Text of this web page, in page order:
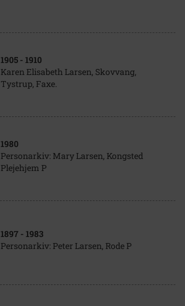
1905 - 1910
Karen Elisabeth Larsen, Skovvang,
Tystrup, Faxe.
1980
Personarkiv: Mary Larsen, Kongsted
Plejehjem P
1897 - 1983
Personarkiv: Peter Larsen, Rode P